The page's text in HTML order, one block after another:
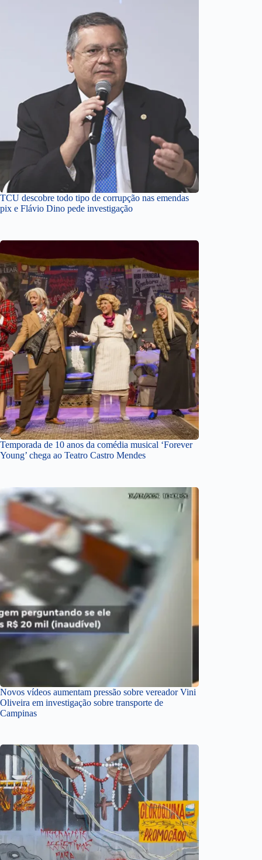
TCU descobre todo tipo de corrupção nas emendas
pix e Flávio Dino pede investigação
Temporada de 10 anos da comédia musical ‘Forever
Young’ chega ao Teatro Castro Mendes
Novos vídeos aumentam pressão sobre vereador Vini
Oliveira em investigação sobre transporte de
Campinas